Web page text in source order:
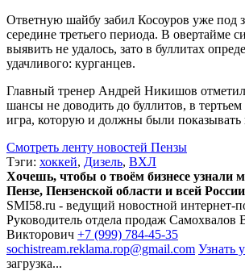
Ответную шайбу забил Косоуров уже под
середине третьего периода. В овертайме
выявить не удалось, зато в буллитах
удачливого: курганцев.
Главный тренер Андрей Никишов
шансы не доводить до буллитов, в
игра, которую и должны были показывать
Смотреть ленту новостей Пензы
Тэги: хоккей, Дизель, ВХЛ
Хочешь, чтобы о твоём бизнесе узнали
Пензе, Пензенской области и всей
SMI58.ru - ведущий новостной интернет-
Руководитель отдела продаж Самохвалов
Викторович +7 (999) 784-45-35
sochistream.reklama.rop@gmail.com Узнать
загрузка...